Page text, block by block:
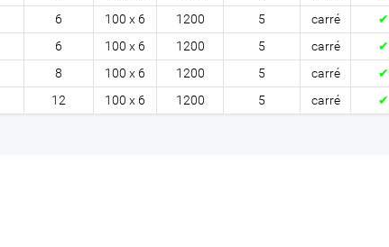
6 100 x 6 1200 5 carré
✔
6 100 x 6 1200 5 carré
✔
8 100 x 6 1200 5 carré
✔
12 100 x 6 1200 5 carré ✔